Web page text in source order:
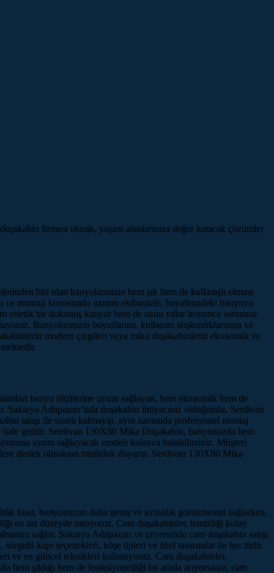
firması olarak, yaşam alanlarınıza değer katacak çözümler
biri olan banyolarınızın hem şık hem de kullanışlı olması
montajı konusunda uzman ekibimizle, hayalinizdeki banyoyu
estetik bir dokunuş katıyor hem de uzun yıllar boyunca sorunsuz
Banyolarınızın boyutlarına, kullanım alışkanlıklarınıza ve
modern çizgileri veya mika duşakabinlerin ekonomik ve
banyo ölçülerine uyum sağlayan, hem ekonomik hem de
Adapazarı’nda duşakabin ihtiyacınız olduğunda, Serdivan
satışı ile sınırlı kalmayıp, aynı zamanda profesyonel montaj
hale getirir. Serdivan 130X80 Mika Duşakabin, banyonuzda hem
uyum sağlayacak modeli kolayca bulabilirsiniz. Müşteri
destek olmaktan mutluluk duyarız. Serdivan 130X80 Mika
hissi, banyonuzun daha geniş ve aydınlık görünmesini sağlarken,
en üst düzeyde tutuyoruz. Cam duşakabinler, temizliği kolay
sağlar. Sakarya Adapazarı ve çevresinde cam duşakabin satışı
kapı seçenekleri, köşe tipleri ve özel tasarımlar ile her türlü
ve en güncel teknikleri kullanıyoruz. Cam duşakabinler,
hem şıklığı hem de fonksiyonelliği bir arada arıyorsanız, cam